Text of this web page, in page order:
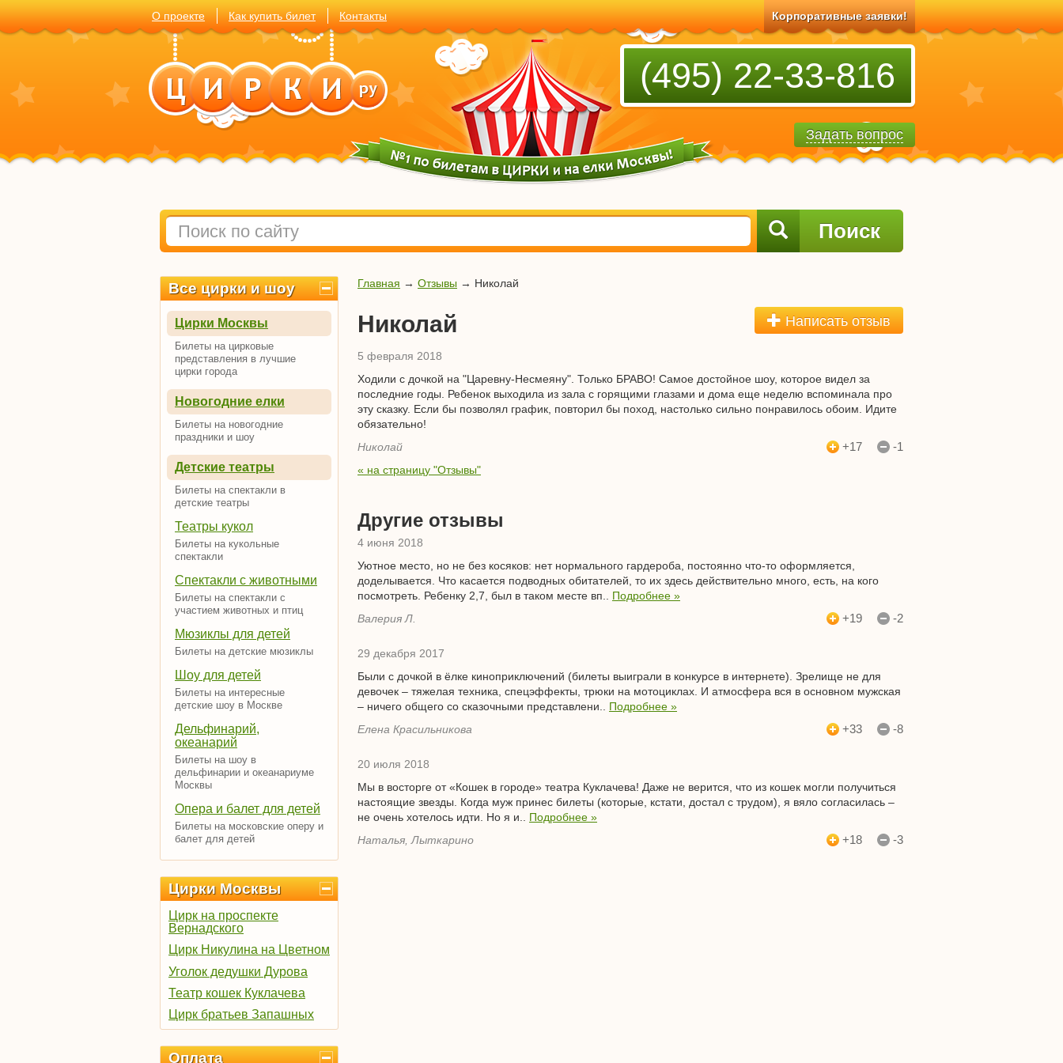
О проекте Как купить билет Контакты Корпоративные заявки!
(495) 22-33-816
Задать вопрос
Поиск
Все цирки и шоу
Цирки Москвы
Билеты на цирковые
представления в лучшие
цирки города
Новогодние елки
Билеты на новогодние
праздники и шоу
Детские театры
Билеты на спектакли в
детские театры
Театры кукол
Билеты на кукольные
спектакли
Спектакли с животными
Билеты на спектакли с
участием животных и птиц
Мюзиклы для детей
Билеты на детские мюзиклы
Шоу для детей
Билеты на интересные
детские шоу в Москве
Дельфинарий,
океанарий
Билеты на шоу в
дельфинарии и океанариуме
Москвы
Опера и балет для детей
Билеты на московские оперу и
балет для детей
Цирки Москвы
Цирк на проспекте
Вернадского
Цирк Никулина на Цветном
Уголок дедушки Дурова
Театр кошек Куклачева
Цирк братьев Запашных
Оплата
Главная → Отзывы → Николай
Написать отзыв
Николай
5 февраля 2018
Ходили с дочкой на "Царевну-Несмеяну". Только БРАВО! Самое достойное шоу, которое видел за
последние годы. Ребенок выходила из зала с горящими глазами и дома еще неделю вспоминала про
эту сказку. Если бы позволял график, повторил бы поход, настолько сильно понравилось обоим. Идите
обязательно!
Николай
+17 -1
« на страницу "Отзывы"
Другие отзывы
4 июня 2018
Уютное место, но не без косяков: нет нормального гардероба, постоянно что-то оформляется,
доделывается. Что касается подводных обитателей, то их здесь действительно много, есть, на кого
посмотреть. Ребенку 2,7, был в таком месте вп.. Подробнее »
Валерия Л.
+19 -2
29 декабря 2017
Были с дочкой в ёлке киноприключений (билеты выиграли в конкурсе в интернете). Зрелище не для
девочек – тяжелая техника, спецэффекты, трюки на мотоциклах. И атмосфера вся в основном мужская
– ничего общего со сказочными представлени.. Подробнее »
Елена Красильникова
+33 -8
20 июля 2018
Мы в восторге от «Кошек в городе» театра Куклачева! Даже не верится, что из кошек могли получиться
настоящие звезды. Когда муж принес билеты (которые, кстати, достал с трудом), я вяло согласилась –
не очень хотелось идти. Но я и.. Подробнее »
Наталья, Лыткарино
+18 -3